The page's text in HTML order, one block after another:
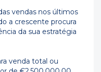
vendas nos últimos
a crescente procura
da sua estratégia
venda total ou